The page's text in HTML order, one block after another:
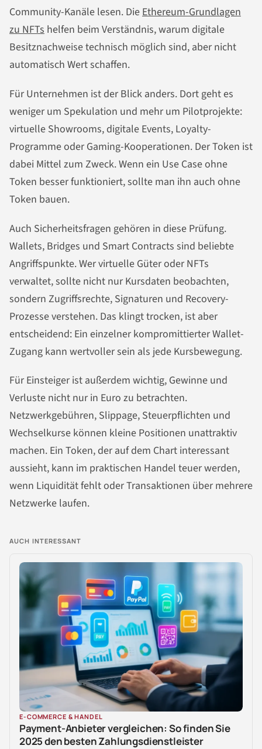
Community-Kanäle lesen. DieEthereum-Grundlagen
zu NFTs helfen beim Verständnis, warum digitale
Besitznachweise technisch möglich sind, aber nicht
automatisch Wert schaffen.
Für Unternehmen ist der Blick anders. Dort geht es
weniger um Spekulation und mehr um Pilotprojekte:
virtuelle Showrooms, digitale Events, Loyalty-
Programme oder Gaming-Kooperationen. Der Token ist
dabei Mittel zum Zweck. Wenn ein Use Case ohne
Token besser funktioniert, sollte man ihn auch ohne
Token bauen.
Auch Sicherheitsfragen gehören in diese Prüfung.
Wallets, Bridges und Smart Contracts sind beliebte
Angriffspunkte. Wer virtuelle Güter oder NFTs
verwaltet, sollte nicht nur Kursdaten beobachten,
sondern Zugriffsrechte, Signaturen und Recovery-
Prozesse verstehen. Das klingt trocken, ist aber
entscheidend: Ein einzelner kompromittierter Wallet-
Zugang kann wertvoller sein als jede Kursbewegung.
Für Einsteiger ist außerdem wichtig, Gewinne und
Verluste nicht nur in Euro zu betrachten.
Netzwerkgebühren, Slippage, Steuerpflichten und
Wechselkurse können kleine Positionen unattraktiv
machen. Ein Token, der auf dem Chart interessant
aussieht, kann im praktischen Handel teuer werden,
wenn Liquidität fehlt oder Transaktionen über mehrere
Netzwerke laufen.
AUCH INTERESSANT
E-COMMERCE & HANDEL
Payment-Anbieter vergleichen: So finden Sie
2025 den besten Zahlungsdienstleister